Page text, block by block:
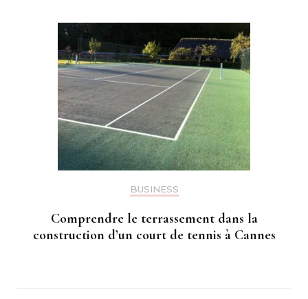
BUSINESS
Comprendre le terrassement dans la
construction d’un court de tennis à Cannes